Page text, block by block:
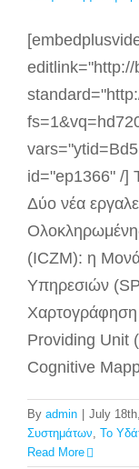
id="ep1366" /]
Δύο νέα
(ICZM): η
Υπηρεσιών
Providing Unit
Cognitive
By admin July
Συστημάτων, Το
Read More